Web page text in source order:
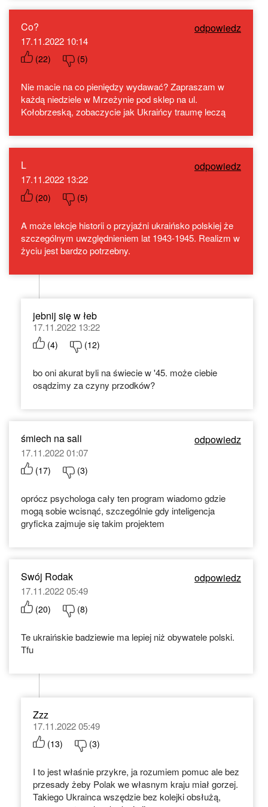
Co? odpowiedz
17.11.2022 10:14
(22) (5)
Nie macie na co pieniędzy wydawać? Zapraszam w
każdą niedziele w Mrzeżynie pod sklep na ul.
Kołobrzeską, zobaczycie jak Ukraińcy traumę leczą
L odpowiedz
17.11.2022 13:22
(20) (5)
A może lekcje historii o przyjaźni ukraińsko polskiej że
szczególnym uwzględnieniem lat 1943-1945. Realizm w
życiu jest bardzo potrzebny.
jebnij się w łeb
17.11.2022 13:22
(4) (12)
bo oni akurat byli na świecie w '45. może ciebie
osądzimy za czyny przodków?
śmiech na sali odpowiedz
17.11.2022 01:07
(17) (3)
oprócz psychologa cały ten program wiadomo gdzie
mogą sobie wcisnąć, szczególnie gdy inteligencja
gryficka zajmuje się takim projektem
Swój Rodak odpowiedz
17.11.2022 05:49
(20) (8)
Te ukraińskie badziewie ma lepiej niż obywatele polski.
Tfu
Zzz
17.11.2022 05:49
(13) (3)
I to jest właśnie przykre, ja rozumiem pomuc ale bez
przesady żeby Polak we własnym kraju miał gorzej.
Takiego Ukrainca wszędzie bez kolejki obsłużą,